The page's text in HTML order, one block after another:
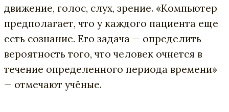
движение, голос, слух, зрение. «Компьютер
предполагает, что у каждого пациента еще
есть сознание. Его задача — определить
вероятность того, что человек очнется в
течение определенного периода времени»
— отмечают учёные.